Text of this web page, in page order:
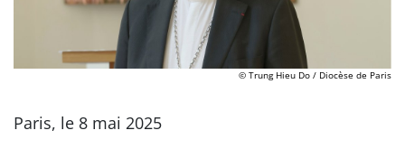
© Trung Hieu Do / Diocèse de Paris
Paris, le 8 mai 2025